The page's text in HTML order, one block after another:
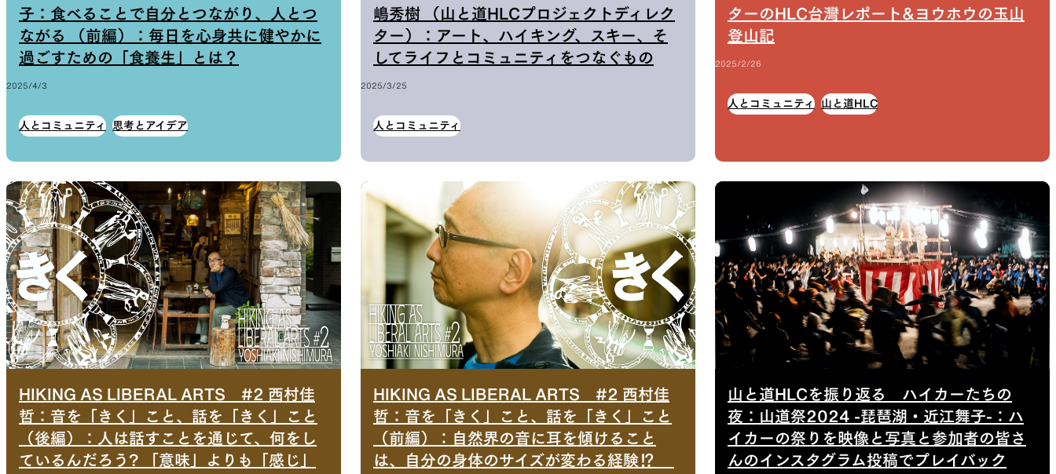
子：食べることで自分とつながり、人とつ
ながる （前編）：毎日を心身共に健やかに
過ごすための「食養生」とは？
2025/4/3
人とコミュニティ 思考とアイデア
嶋秀樹 （山と道HLCプロジェクトディレク
ター）：アート、ハイキング、スキー、そ
してライフとコミュニティをつなぐもの
2025/3/25
人とコミュニティ
ターのHLC台灣レポート&ヨウホウの玉山
登山記
2025/2/26
人とコミュニティ 山と道HLC
HIKING AS LIBERAL ARTS #2 西村佳
哲：音を「きく」こと、話を「きく」こと
（後編）：人は話すことを通じて、何をし
ているんだろう? 「意味」よりも「感じ」
HIKING AS LIBERAL ARTS #2 西村佳
哲：音を「きく」こと、話を「きく」こと
（前編）：自然界の音に耳を傾けること
は、自分の身体のサイズが変わる経験⁉︎
山と道HLCを振り返る ハイカーたちの
夜：山道祭2024 -琵琶湖・近江舞子-：ハ
イカーの祭りを映像と写真と参加者の皆さ
んのインスタグラム投稿でプレイバック